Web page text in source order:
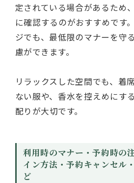
定されている場合があるため
に確認するのがおすすめです
ジでも、最低限のマナーを守
慮ができます。
リラックスした空間でも、着
ない服や、香水を控えめにす
配りが大切です。
利用時のマナー・予約時の
イン方法・予約キャンセル
ど